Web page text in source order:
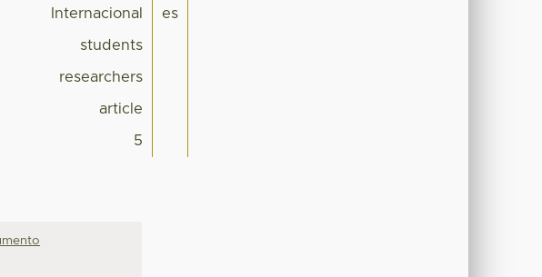
Internacional es
students
researchers
article
5